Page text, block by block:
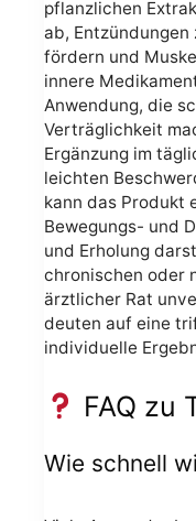
pflanzlichen
ab,
fördern und
innere
Anwendung, die
Verträglichkeit
Ergänzung im
leichten
kann das Produkt
Bewegungs- und
und Erholung
chronischen oder
ärztlicher Rat
deuten auf eine
individuelle
FAQ zu
Wie schnell